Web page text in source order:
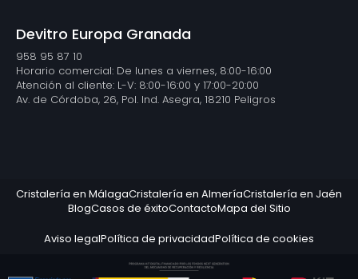
Devitro Europa Granada
958 95 87 10
Horario comercial: De lunes a viernes, 8:00-16:00
Atención al cliente: L-V: 8:00-16:00 y 17:00-20:00
Av. de Córdoba, 26, Pol. Ind. Asegra, 18210 Peligros
Cristalería en MálagaCristalería en AlmeríaCristalería en Jaén
BlogCasos de éxitoContactoMapa del Sitio
Aviso legalPolítica de privacidadPolítica de cookies